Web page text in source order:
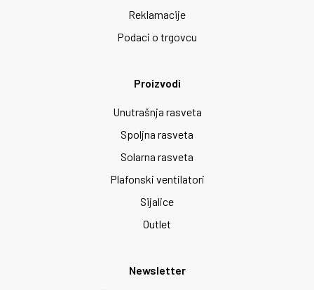
Reklamacije
Podaci o trgovcu
Proizvodi
Unutrašnja rasveta
Spoljna rasveta
Solarna rasveta
Plafonski ventilatori
Sijalice
Outlet
Newsletter